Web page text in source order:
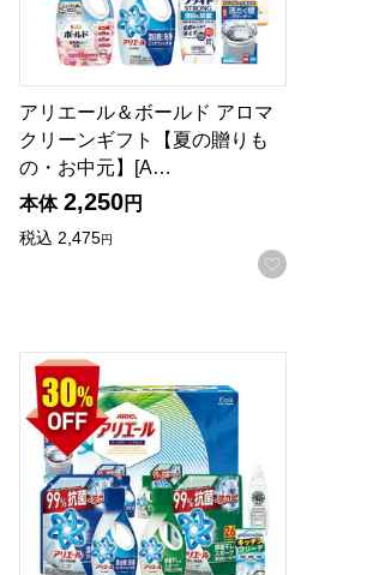
気に入りに登録する
アリエール＆ボールド アロマ
クリーンギフト【夏の贈りも
の・お中元】[A…
本体 2,250円
税込 2,475円
お気に入
ット【夏の贈りもの・お中元】[PGB-
アリエールホームクリーニングセット